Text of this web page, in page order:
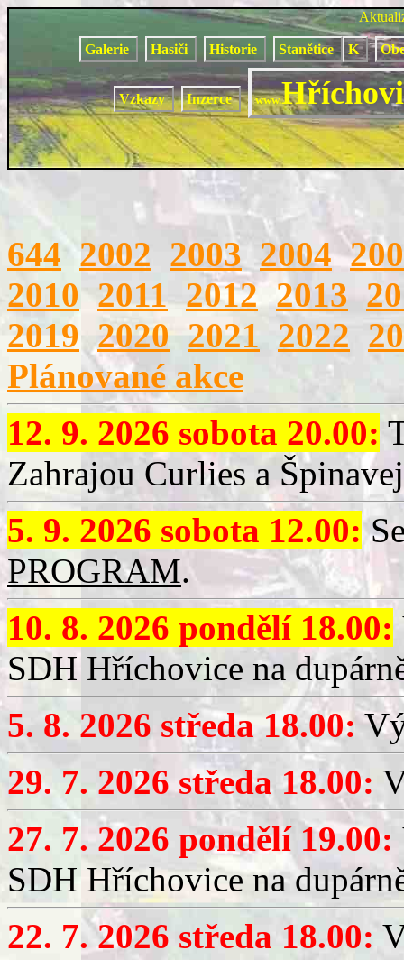
Galerie Hasiči Historie Stanětice K
Vzkazy Inzerce www.
644 2002 2003 2004
2010 2011 2012 2013
2019 2020 2021 2022
Plánované akce
12. 9. 2026 sobota 20.00:
Zahrajou Curlies a
5. 9. 2026 sobota 12.00:
PROGRAM.
10. 8. 2026 pondělí 18.00:
SDH Hříchovice na
5. 8. 2026 středa 18.00:
29. 7. 2026 středa 18.00:
27. 7. 2026 pondělí 19.00:
SDH Hříchovice na
22. 7. 2026 středa 18.00: